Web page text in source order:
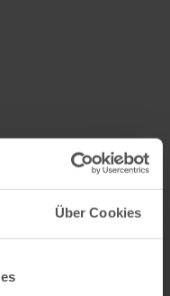
Über Cookies